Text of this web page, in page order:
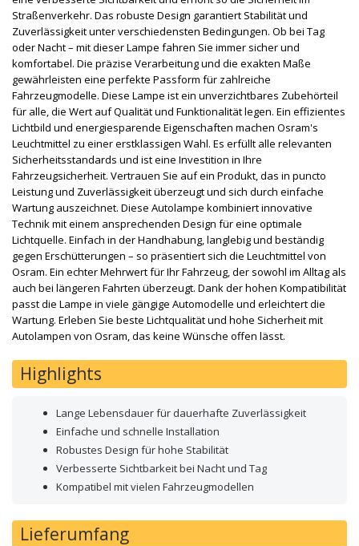
Straßenverkehr. Das robuste Design garantiert Stabilität und
Zuverlässigkeit unter verschiedensten Bedingungen. Ob bei Tag
oder Nacht – mit dieser Lampe fahren Sie immer sicher und
komfortabel. Die präzise Verarbeitung und die exakten Maße
gewährleisten eine perfekte Passform für zahlreiche
Fahrzeugmodelle. Diese Lampe ist ein unverzichtbares Zubehörteil
für alle, die Wert auf Qualität und Funktionalität legen. Ein effizientes
Lichtbild und energiesparende Eigenschaften machen Osram's
Leuchtmittel zu einer erstklassigen Wahl. Es erfüllt alle relevanten
Sicherheitsstandards und ist eine Investition in Ihre
Fahrzeugsicherheit. Vertrauen Sie auf ein Produkt, das in puncto
Leistung und Zuverlässigkeit überzeugt und sich durch einfache
Wartung auszeichnet. Diese Autolampe kombiniert innovative
Technik mit einem ansprechenden Design für eine optimale
Lichtquelle. Einfach in der Handhabung, langlebig und beständig
gegen Erschütterungen – so präsentiert sich die Leuchtmittel von
Osram. Ein echter Mehrwert für Ihr Fahrzeug, der sowohl im Alltag als
auch bei längeren Fahrten überzeugt. Dank der hohen Kompatibilität
passt die Lampe in viele gängige Automodelle und erleichtert die
Wartung. Erleben Sie beste Lichtqualität und hohe Sicherheit mit
Autolampen von Osram, das keine Wünsche offen lässt.
Highlights
Lange Lebensdauer für dauerhafte Zuverlässigkeit
Einfache und schnelle Installation
Robustes Design für hohe Stabilität
Verbesserte Sichtbarkeit bei Nacht und Tag
Kompatibel mit vielen Fahrzeugmodellen
Lieferumfang